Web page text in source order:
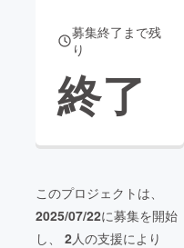
募集終了まで残
り
終了
このプロジェクトは、
2025/07/22に募集を開始
し、 2人の支援により